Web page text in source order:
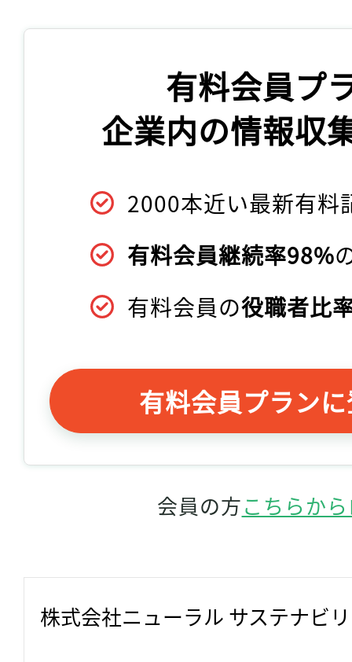
有料会員プ
企業内の情報収
2000本近い最新有料
有料会員継続率98%
有料会員の役職者比
有料会員プラン
会員の方こちらか
株式会社ニューラル サステナビ